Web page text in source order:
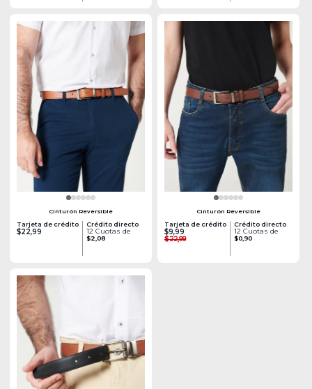
Cinturón Reversible
Tarjeta de crédito
$22,99
Crédito directo
12 Cuotas de
$2,08
Cinturón Reversible
Tarjeta de crédito
$9,99
$22,99
Crédito directo
12 Cuotas de
$0,90